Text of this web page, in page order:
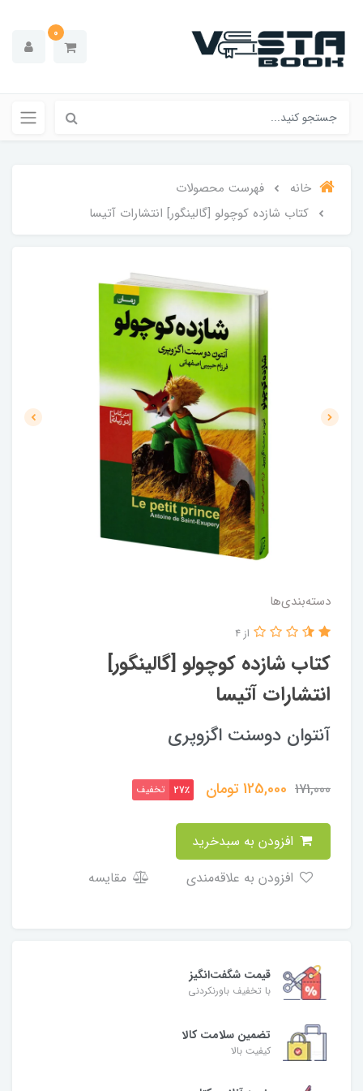
0
خانه
فهرست محصولات
کتاب شازده کوچولو [گالینگور] انتشارات آتیسا
دسته‌بندی‌ها
کتاب شازده کوچولو [گالینگور]
انتشارات آتیسا
از 4
آنتوان دوسنت اگزوپری
171,000
125,000تومان 27٪ تخفیف
مقایسه
قیمت شگفت‌انگیز
با تخفیف باورنکردنی
تضمین سلامت کالا
کیفیت بالا